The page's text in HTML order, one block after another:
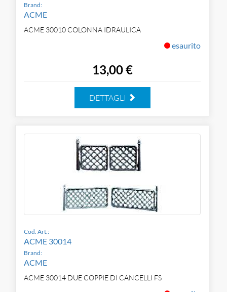
Brand:
ACME
ACME 30010 COLONNA IDRAULICA
esaurito
13,00 €
DETTAGLI
Cod. Art.:
ACME 30014
Brand:
ACME
ACME 30014 DUE COPPIE DI CANCELLI FS